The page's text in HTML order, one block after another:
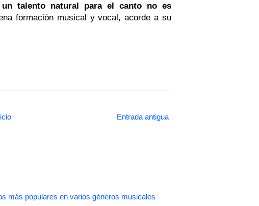
talento natural para el canto no es
formación musical y vocal, acorde a su
Entrada antigua
más populares en varios géneros musicales